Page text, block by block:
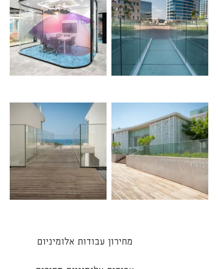
מחירון עבודות אלומיניום